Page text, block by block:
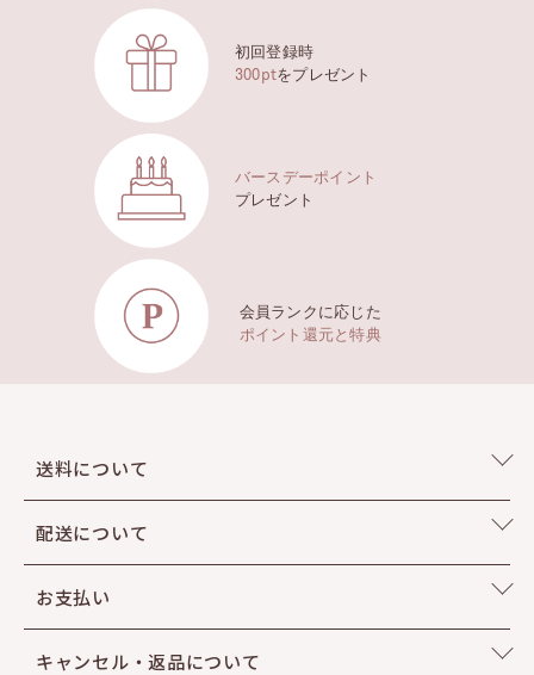
初回登録時
300ptをプレゼント
バースデーポイント
プレゼント
会員ランクに応じた
ポイント還元と特典
送料について
配送について
お支払い
キャンセル・返品について